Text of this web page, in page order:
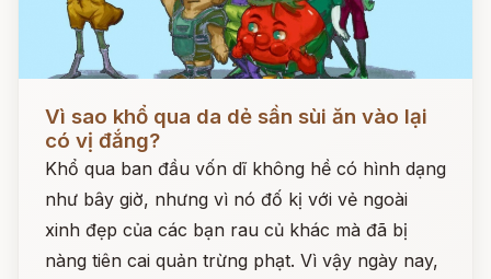
Vì sao khổ qua da dẻ sần sùi ăn vào lại
có vị đắng?
Khổ qua ban đầu vốn dĩ không hề có hình dạng
như bây giờ, nhưng vì nó đố kị với vẻ ngoài
xinh đẹp của các bạn rau củ khác mà đã bị
nàng tiên cai quản trừng phạt. Vì vậy ngày nay,